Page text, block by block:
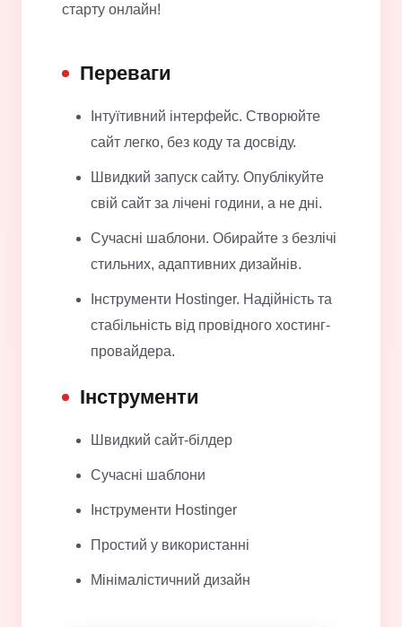
старту онлайн!
Переваги
Інтуїтивний інтерфейс. Створюйте
сайт легко, без коду та досвіду.
Швидкий запуск сайту. Опублікуйте
свій сайт за лічені години, а не дні.
Сучасні шаблони. Обирайте з безлічі
стильних, адаптивних дизайнів.
Інструменти Hostinger. Надійність та
стабільність від провідного хостинг-
провайдера.
Інструменти
Швидкий сайт-білдер
Сучасні шаблони
Інструменти Hostinger
Простий у використанні
Мінімалістичний дизайн